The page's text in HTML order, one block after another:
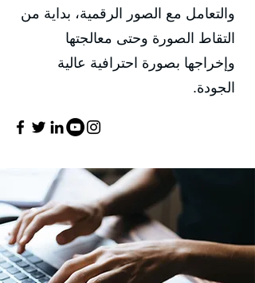
والتعامل مع الصور الرقمية، بداية من
التقاط الصورة وحتى معالجتها
وإخراجها بصورة احترافية عالية
الجودة.